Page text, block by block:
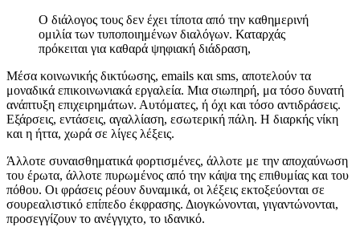
Ο διάλογος τους δεν έχει τίποτα από την καθημερινή
ομιλία των τυποποιημένων διαλόγων. Καταρχάς
πρόκειται για καθαρά ψηφιακή διάδραση,
Μέσα κοινωνικής δικτύωσης, emails και sms, αποτελούν τα
μοναδικά επικοινωνιακά εργαλεία. Μια σιωπηρή, μα τόσο δυνατή
ανάπτυξη επιχειρημάτων. Αυτόματες, ή όχι και τόσο αντιδράσεις.
Εξάρσεις, εντάσεις, αγαλλίαση, εσωτερική πάλη. Η διαρκής νίκη
και η ήττα, χωρά σε λίγες λέξεις.
Άλλοτε συναισθηματικά φορτισμένες, άλλοτε με την αποχαύνωση
του έρωτα, άλλοτε πυρωμένος από την κάψα της επιθυμίας και του
πόθου. Οι φράσεις ρέουν δυναμικά, οι λέξεις εκτοξεύονται σε
σουρεαλιστικό επίπεδο έκφρασης. Διογκώνονται, γιγαντώνονται,
προσεγγίζουν το ανέγγιχτο, το ιδανικό.